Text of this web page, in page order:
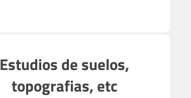
Estudios de suelos,
topografias, etc